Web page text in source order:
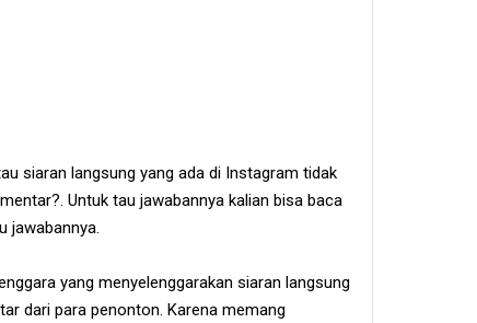
siaran langsung yang ada di Instagram tidak
Untuk tau jawabannya kalian bisa baca
jawabannya.
yang menyelenggarakan siaran langsung
dari para penonton. Karena memang